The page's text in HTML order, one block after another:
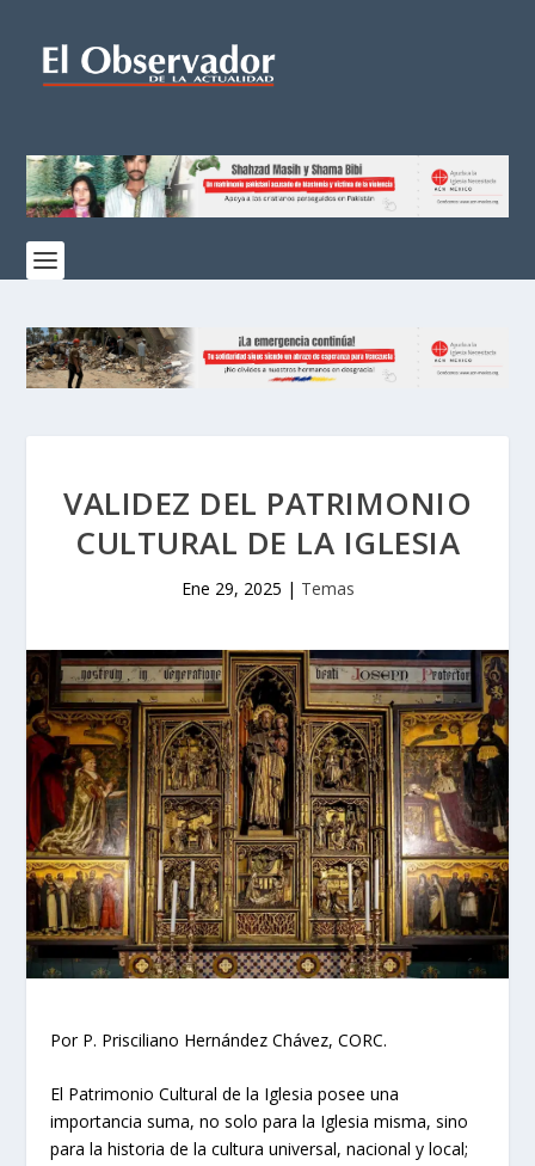
VALIDEZ DEL PATRIMONIO
CULTURAL DE LA IGLESIA
Ene 29, 2025 | Temas
Por P. Prisciliano Hernández Chávez, CORC.
El Patrimonio Cultural de la Iglesia posee una
importancia suma, no solo para la Iglesia misma, sino
para la historia de la cultura universal, nacional y local;